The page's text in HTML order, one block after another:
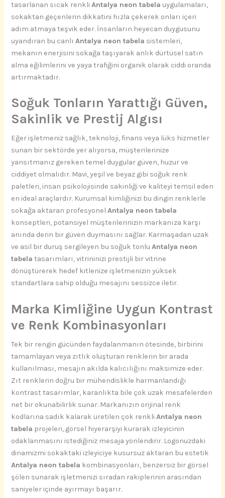
tasarlanan sıcak renkliAntalya neon tabela uygulamaları,
sokaktan geçenlerin dikkatini hızla çekerek onları içeri
adım atmaya teşvik eder. İnsanların heyecan duygusunu
uyandıran bu canlıAntalya neon tabela sistemleri,
mekanın enerjisini sokağa taşıyarak anlık dürtüsel satın
alma eğilimlerini ve yaya trafiğini organik olarak ciddi oranda
artırmaktadır.
Soğuk Tonların Yarattığı Güven,
Sakinlik ve Prestij Algısı
Eğer işletmeniz sağlık, teknoloji, finans veya lüks hizmetler
sunan bir sektörde yer alıyorsa, müşterilerinize
yansıtmanız gereken temel duygular güven, huzur ve
ciddiyet olmalıdır. Mavi, yeşil ve beyaz gibi soğuk renk
paletleri, insan psikolojisinde sakinliği ve kaliteyi temsil eden
en ideal araçlardır. Kurumsal kimliğinizi bu dingin renklerle
sokağa aktaran profesyonelAntalya neon tabela
konseptleri, potansiyel müşterilerinizin markanıza karşı
anında derin bir güven duymasını sağlar. Karmaşadan uzak
ve asil bir duruş sergileyen bu soğuk tonluAntalya neon
tabela tasarımları, vitrininizi prestijli bir vitrine
dönüştürerek hedef kitlenize işletmenizin yüksek
standartlara sahip olduğu mesajını sessizce iletir.
Marka Kimliğine Uygun Kontrast
ve Renk Kombinasyonları
Tek bir rengin gücünden faydalanmanın ötesinde, birbirini
tamamlayan veya zıtlık oluşturan renklerin bir arada
kullanılması, mesajın akılda kalıcılığını maksimize eder.
Zıt renklerin doğru bir mühendislikle harmanlandığı
kontrast tasarımlar, karanlıkta bile çok uzak mesafelerden
net bir okunabilirlik sunar. Markanızın orijinal renk
kodlarına sadık kalarak üretilen çok renkliAntalya neon
tabela projeleri, görsel hiyerarşiyi kurarak izleyicinin
odaklanmasını istediğiniz mesaja yönlendirir. Logonuzdaki
dinamizmi sokaktaki izleyiciye kusursuz aktaran bu estetik
Antalya neon tabela kombinasyonları, benzersiz bir görsel
şölen sunarak işletmenizi sıradan rakiplerinin arasından
saniyeler içinde ayırmayı başarır.